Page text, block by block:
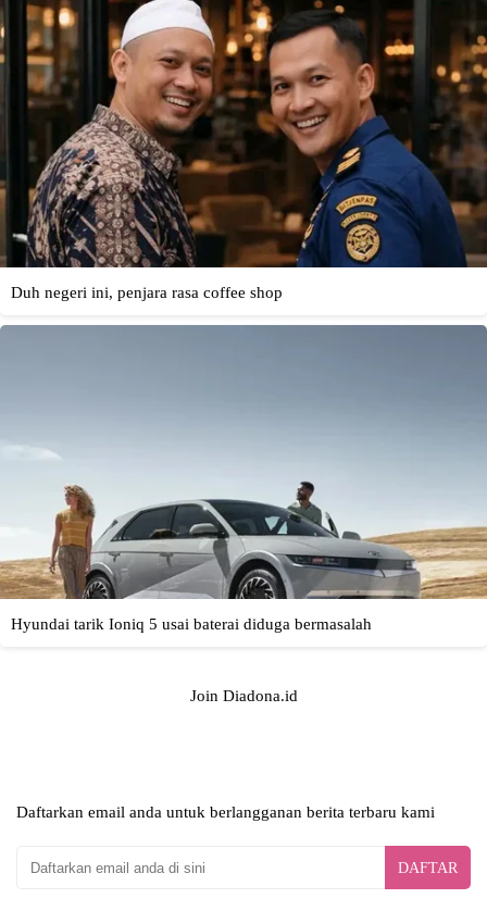
Join Diadona.id
Daftarkan email anda untuk berlangganan berita terbaru kami
DAFTAR